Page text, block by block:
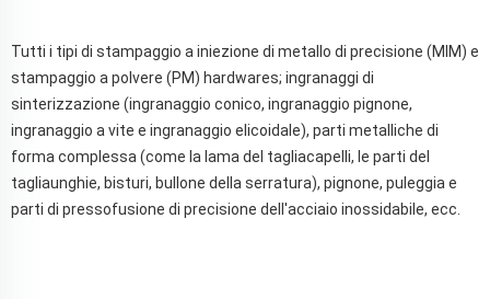
Tutti i tipi di stampaggio a iniezione di metallo di precisione (MIM) e
stampaggio a polvere (PM) hardwares; ingranaggi di
sinterizzazione (ingranaggio conico, ingranaggio pignone,
ingranaggio a vite e ingranaggio elicoidale), parti metalliche di
forma complessa (come la lama del tagliacapelli, le parti del
tagliaunghie, bisturi, bullone della serratura), pignone, puleggia e
parti di pressofusione di precisione dell'acciaio inossidabile, ecc.